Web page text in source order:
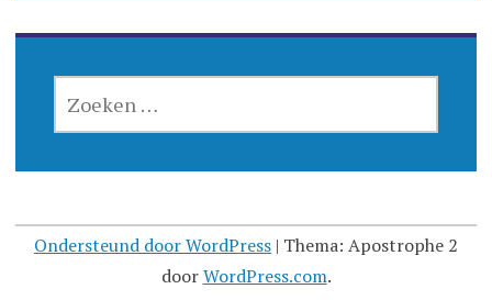
NAAR:
Ondersteund door WordPress | Thema: Apostrophe 2
doorWordPress.com.